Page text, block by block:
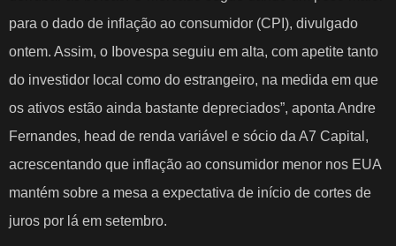
para o dado de inflação ao consumidor (CPI), divulgado
ontem. Assim, o Ibovespa seguiu em alta, com apetite tanto
do investidor local como do estrangeiro, na medida em que
os ativos estão ainda bastante depreciados”, aponta Andre
Fernandes, head de renda variável e sócio da A7 Capital,
acrescentando que inflação ao consumidor menor nos EUA
mantém sobre a mesa a expectativa de início de cortes de
juros por lá em setembro.